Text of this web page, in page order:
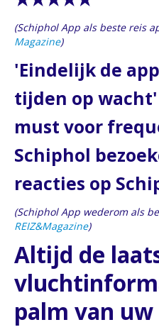
(Schiphol App als beste reis
Magazine)
'Eindelijk de
tijden op
must voor
Schiphol
reacties op
(Schiphol App wederom als
REIZ&Magazine)
Altijd de
palm van uw